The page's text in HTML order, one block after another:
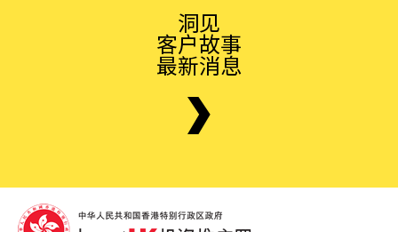
洞见
客户故事
最新消息